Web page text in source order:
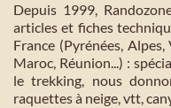
Depuis 1999,
articles et fiches
France (Pyrénées,
Maroc, Réunion...) :
le trekking, nous
raquettes à neige, vtt,